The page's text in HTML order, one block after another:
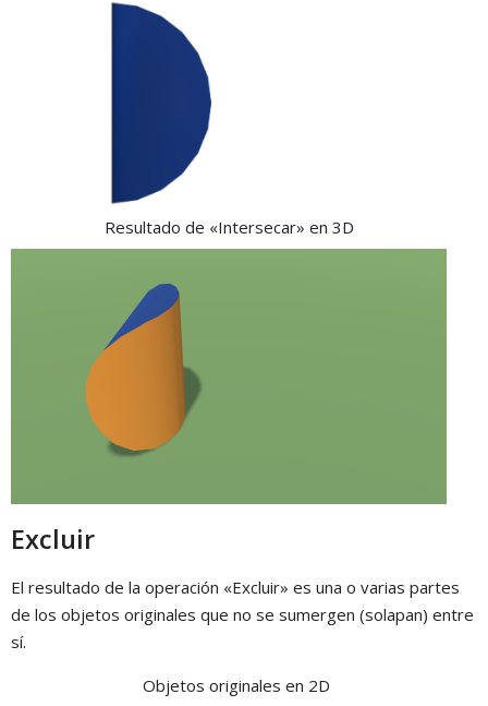
Resultado de «Intersecar» en 3D
Excluir
El resultado de la operación «Excluir» es una o varias partes
de los objetos originales que no se sumergen (solapan) entre
sí.
Objetos originales en 2D